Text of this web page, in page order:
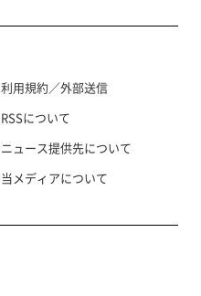
利用規約／外部送信
RSSについて
ニュース提供先について
当メディアについて